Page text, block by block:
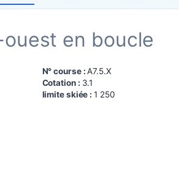
en boucle
N° course :A7.5.X
Cotation : 3.1
limite skiée :1 250